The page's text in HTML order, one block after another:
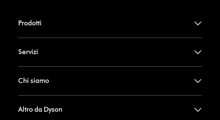
Prodotti
Servizi
Chi siamo
Altro da Dyson